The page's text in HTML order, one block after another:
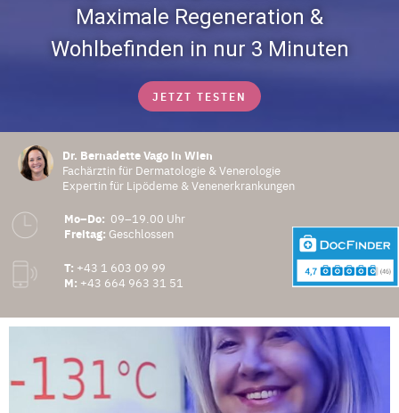
Maximale Regeneration &
Wohlbefinden in nur 3 Minuten
JETZT TESTEN
Dr. Bernadette Vago in Wien
Fachärztin für Dermatologie & Venerologie
Expertin für Lipödeme & Venenerkrankungen
Mo–Do: 09–19.00 Uhr
Freitag: Geschlossen
T: +43 1 603 09 99
M: +43 664 963 31 51